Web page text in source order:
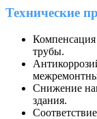
Технические
трубы.
Снижение
здания.